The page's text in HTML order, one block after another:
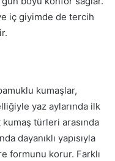
iç giyimde de tercih
kumaşlar,
yaz aylarında ilk
türleri arasında
dayanıklı yapısıyla
formunu korur. Farklı